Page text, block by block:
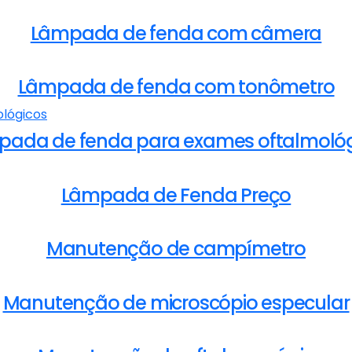
Lâmpada de fenda com câmera
Lâmpada de fenda com tonômetro
de fenda para exames
Lâmpada de Fenda Preço
Manutenção de campímetro
Manutenção de microscópio especular